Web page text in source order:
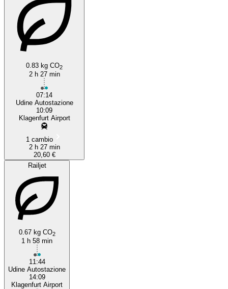
Udine
0.83 kg CO2
2 h 27 min
07:14
Udine Autostazione
10:09
Klagenfurt Airport
1 cambio
2 h 27 min
20,60 €
Railjet
0.67 kg CO2
1 h 58 min
11:44
Udine Autostazione
14:09
Klagenfurt Airport